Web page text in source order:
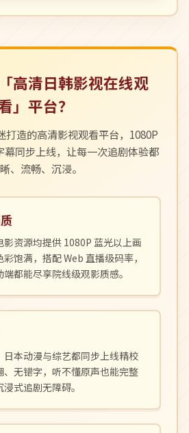
高清日韩影视在线观
」平台？
打造的高清影视观看平台，1080P
幕同步上线，让每一次追剧体验都
、流畅、沉浸。
资源均提供 1080P 蓝光以上画
饱满，搭配 Web 直播级码率，
都能尽享院线级观影质感。
日本动漫与综艺都同步上线精校
、无错字，听不懂原声也能完整
式追剧无障碍。